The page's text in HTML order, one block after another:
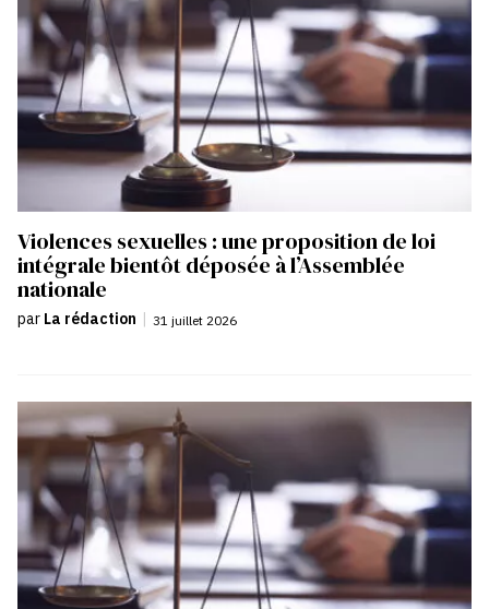
Violences sexuelles : une proposition de loi
intégrale bientôt déposée à l’Assemblée
nationale
par La rédaction | 31 juillet 2026